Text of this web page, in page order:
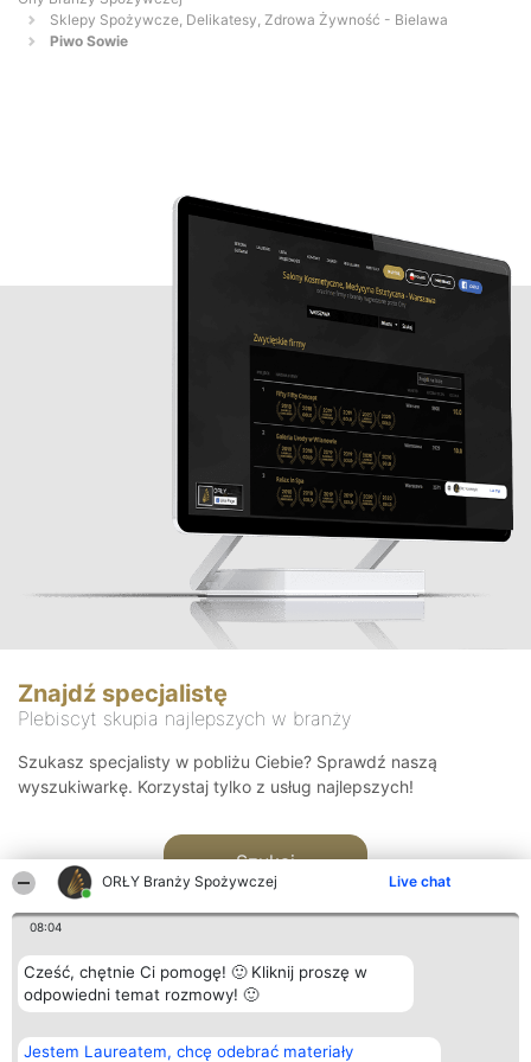
ORŁY Branży Spożywczej Live chat
08:04
Cześć, chętnie Ci pomogę! 🙂 Kliknij proszę w
odpowiedni temat rozmowy! 🙂
Jestem Laureatem, chcę odebrać materiały
Sklepy Spożywcze, Delikatesy, Zdrowa Żywność - Bielawa
Piwo Sowie
Znajdź specjalistę
Plebiscyt skupia najlepszych w branży
Szukasz specjalisty w pobliżu Ciebie? Sprawdź naszą
wyszukiwarkę. Korzystaj tylko z usług najlepszych!
Szukaj
Organizator plebiscytu
Bright Side Solutions sp. z o.
Plebiscyt
Laureaci
Kontakt
Kontakt